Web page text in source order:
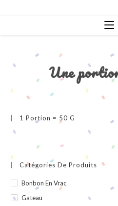
Une
1 Portion = 50 G
Catégories De Produits
Bonbon En Vrac
Gateau